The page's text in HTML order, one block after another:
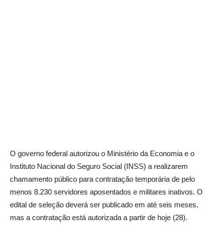
O governo federal autorizou o Ministério da Economia e o
Instituto Nacional do Seguro Social (INSS) a realizarem
chamamento público para contratação temporária de pelo
menos 8.230 servidores aposentados e militares inativos. O
edital de seleção deverá ser publicado em até seis meses,
mas a contratação está autorizada a partir de hoje (28).